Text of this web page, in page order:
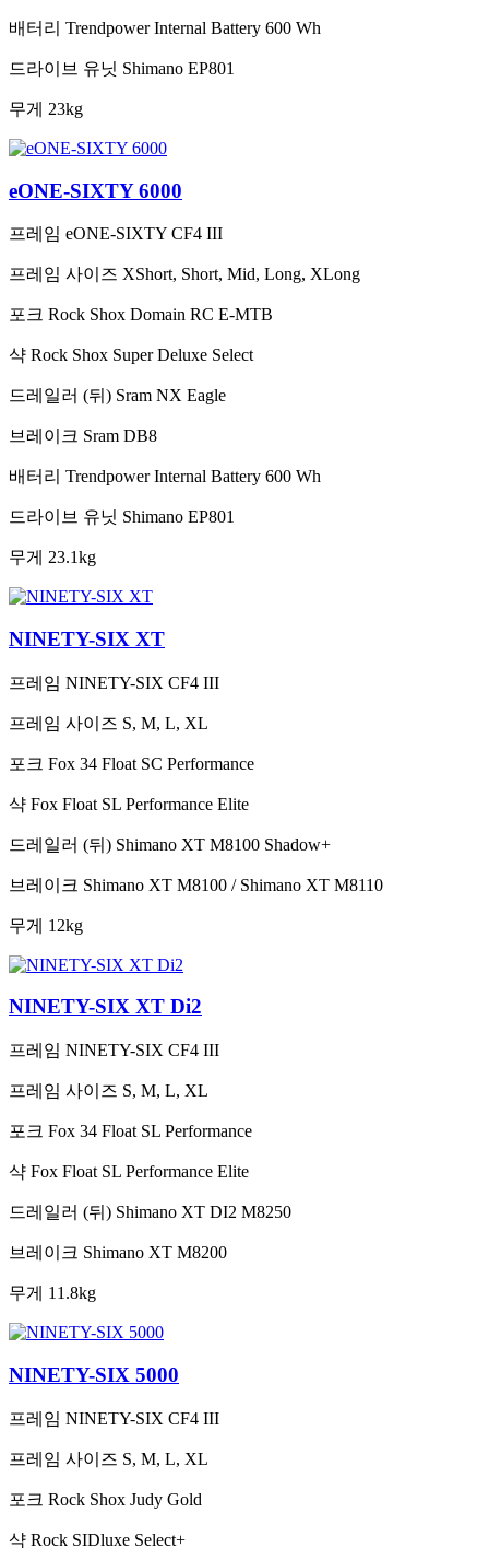
배터리 Trendpower Internal Battery 600 Wh
드라이브 유닛 Shimano EP801
무게 23kg
eONE-SIXTY 6000
프레임 eONE-SIXTY CF4 III
프레임 사이즈 XShort, Short, Mid, Long, XLong
포크 Rock Shox Domain RC E-MTB
샥 Rock Shox Super Deluxe Select
드레일러 (뒤) Sram NX Eagle
브레이크 Sram DB8
배터리 Trendpower Internal Battery 600 Wh
드라이브 유닛 Shimano EP801
무게 23.1kg
NINETY-SIX XT
프레임 NINETY-SIX CF4 III
프레임 사이즈 S, M, L, XL
포크 Fox 34 Float SC Performance
샥 Fox Float SL Performance Elite
드레일러 (뒤) Shimano XT M8100 Shadow+
브레이크 Shimano XT M8100 / Shimano XT M8110
무게 12kg
NINETY-SIX XT Di2
프레임 NINETY-SIX CF4 III
프레임 사이즈 S, M, L, XL
포크 Fox 34 Float SL Performance
샥 Fox Float SL Performance Elite
드레일러 (뒤) Shimano XT DI2 M8250
브레이크 Shimano XT M8200
무게 11.8kg
NINETY-SIX 5000
프레임 NINETY-SIX CF4 III
프레임 사이즈 S, M, L, XL
포크 Rock Shox Judy Gold
샥 Rock SIDluxe Select+